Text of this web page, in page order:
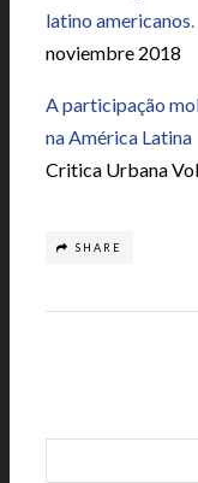
latino americanos.
noviembre 2018
A participação
na América Latina
Critica Urbana
SHARE